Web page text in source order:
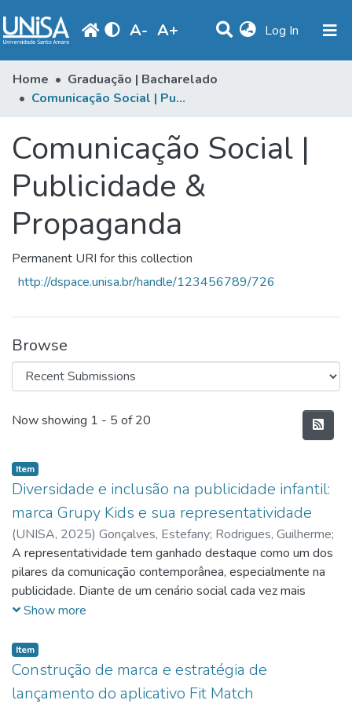
A- A+ Log In (current)
Communities & Collections
Browse
Produção Docente
Periodicals
Home
Graduação | Bacharelado
Comunicação Social | Publicidade & Propaganda
Comunicação Social |
Publicidade &
Propaganda
Permanent URI for this collection
http://dspace.unisa.br/handle/123456789/726
Browse
Recent Submissions
Now showing 1 - 5 of 20
Item
Diversidade e inclusão na publicidade infantil:
marca Grupy Kids e sua representatividade
(UNISA, 2025) Gonçalves, Estefany; Rodrigues, Guilherme;
Di Monaco, Juliana;Ossério, Larissa ;Alves, Raquel; Cruz,
Yasmin
A representatividade tem ganhado destaque como um dos
pilares da comunicação contemporânea, especialmente na
publicidade. Diante de um cenário social cada vez mais
atento às pautas de diversidade e inclusão, torna-se
infantil, assumam um papel ativo na construção de narrativas
mais plurais. A infância é uma fase crucial para a formação de
valores, e a maneira como as marcas se posicionam pode
Show more
Item
Construção de marca e estratégia de
lançamento do aplicativo Fit Match